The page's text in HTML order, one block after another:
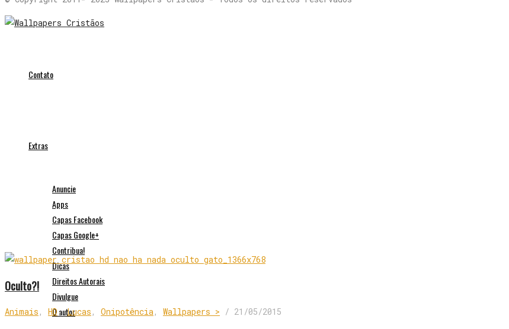
Contato
Extras
Anuncie
Apps
Capas Facebook
Capas Google+
Contribua!
Dicas
Direitos Autorais
Divulgue
O autor
Oculto?!
Animais , HD ,Lucas , Onipotência, Wallpapers > / 21/05/2015